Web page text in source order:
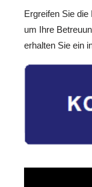
Ergreifen Sie die
um Ihre
erhalten Sie ein